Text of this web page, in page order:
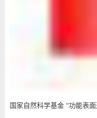
国家自然科学基金 “功能表